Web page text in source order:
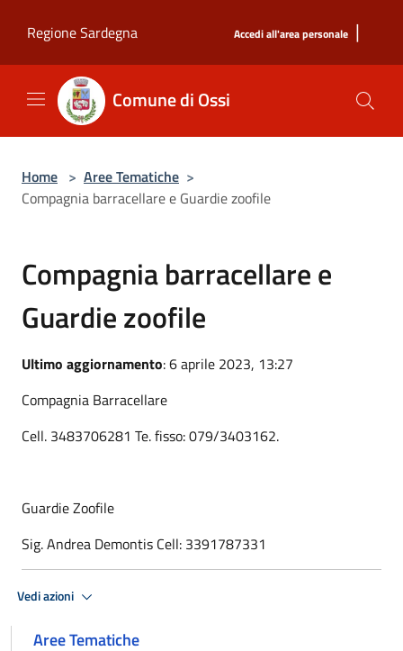
Regione Sardegna
Accedi all'area personale |
Comune di Ossi
Home > Aree Tematiche >
Compagnia barracellare e Guardie zoofile
Compagnia barracellare e
Guardie zoofile
Ultimo aggiornamento: 6 aprile 2023, 13:27
Compagnia Barracellare
Cell. 3483706281 Te. fisso: 079/3403162.
Guardie Zoofile
Sig. Andrea Demontis Cell: 3391787331
Vedi azioni
Aree Tematiche